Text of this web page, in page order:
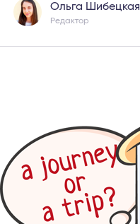
Ольга Шибецкая
Редактор